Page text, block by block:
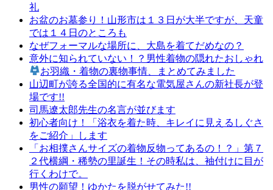
礼
お盆のお墓参り！山形市は１３日が大半ですが、天童
では１４日のところも
なぜフォーマルな場所に、大島を着てだめなの？
意外に知られていない！？男性着物の隠れたおしゃれ
お羽織・着物の裏物事情、まとめてみました
山辺町が誇る全国的に有名な電気屋さんの新社長が登
場です!!
司馬遼太郎先生の名言が並びます
初心者向け！「浴衣を着た時、キレイに見えるしぐさ
をご紹介」します
「お相撲さんサイズの着物反物ってあるの！？」第７
２代横綱・稀勢の里誕生！その時私は、袖付けに目が
行くわけで。
男性の願望！ゆかたを脱がせてみた!!